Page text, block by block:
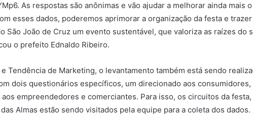
As respostas são anônimas e vão ajudar a melhorar ainda mais
esses dados, poderemos aprimorar a organização da festa e trazer
São João de Cruz um evento sustentável, que valoriza as raízes do
o prefeito Ednaldo Ribeiro.
Tendência de Marketing, o levantamento também está sendo
dois questionários específicos, um direcionado aos
empreendedores e comerciantes. Para isso, os circuitos da
Almas estão sendo visitados pela equipe para a coleta dos dados.